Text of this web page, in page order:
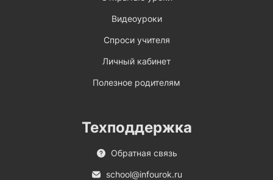
Видеоуроки
Спроси учителя
Личный кабинет
Полезное родителям
Техподдержка
Обратная связь
school@infourok.ru